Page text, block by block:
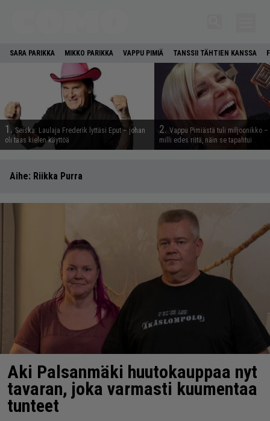
SARA PARIKKA MIKKO PARIKKA VAPPU PIMIÄ TANSSII TÄHTIEN KANSSA
1. Seiska: Laulaja Frederik lyttäsi Eput – johan
oli taas kielen käyttöä
2. Vappu Pimiästä tuli miljoonikko
milli edes riitä, näin se tapahtui
Aihe: Riikka Purra
Aki Palsanmäki huutokauppaa nyt
tavaran, joka varmasti kuumentaa
tunteet